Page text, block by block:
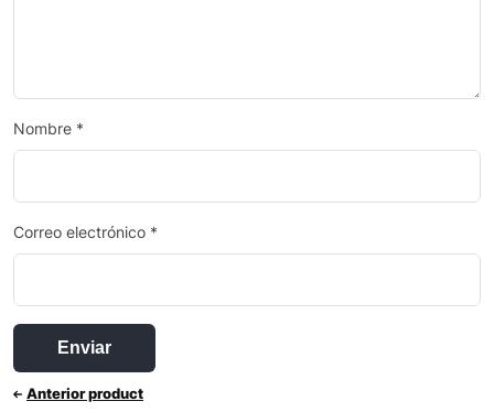
Nombre *
Correo electrónico *
Anterior product